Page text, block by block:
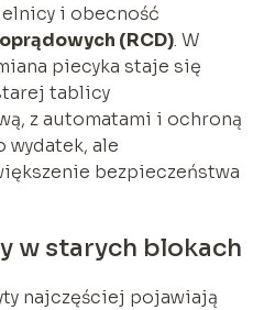
i obecność
(RCD). W
piecyka staje się
tablicy
z automatami i ochroną
wydatek, ale
bezpieczeństwa
w starych blokach
najczęściej pojawiają